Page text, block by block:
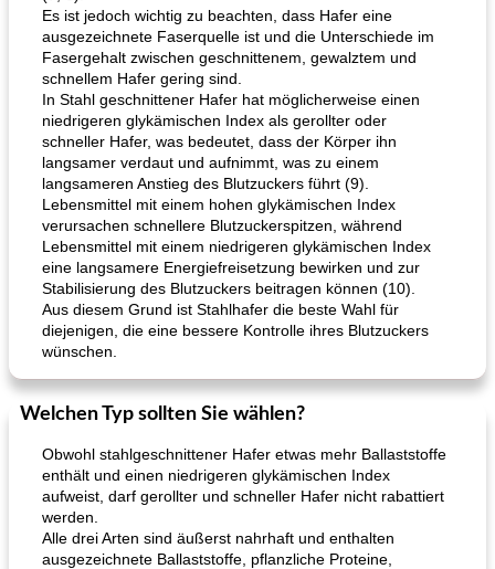
Es ist jedoch wichtig zu beachten, dass Hafer eine
ausgezeichnete Faserquelle ist und die Unterschiede im
Fasergehalt zwischen geschnittenem, gewalztem und
schnellem Hafer gering sind.
In Stahl geschnittener Hafer hat möglicherweise einen
niedrigeren glykämischen Index als gerollter oder
schneller Hafer, was bedeutet, dass der Körper ihn
langsamer verdaut und aufnimmt, was zu einem
langsameren Anstieg des Blutzuckers führt (9).
Lebensmittel mit einem hohen glykämischen Index
verursachen schnellere Blutzuckerspitzen, während
Lebensmittel mit einem niedrigeren glykämischen Index
eine langsamere Energiefreisetzung bewirken und zur
Stabilisierung des Blutzuckers beitragen können (10).
Aus diesem Grund ist Stahlhafer die beste Wahl für
diejenigen, die eine bessere Kontrolle ihres Blutzuckers
wünschen.
Welchen Typ sollten Sie wählen?
Obwohl stahlgeschnittener Hafer etwas mehr Ballaststoffe
enthält und einen niedrigeren glykämischen Index
aufweist, darf gerollter und schneller Hafer nicht rabattiert
werden.
Alle drei Arten sind äußerst nahrhaft und enthalten
ausgezeichnete Ballaststoffe, pflanzliche Proteine,